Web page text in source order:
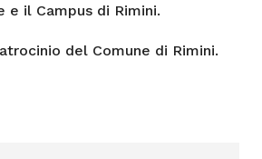
e il Campus di Rimini.
del Comune di Rimini.